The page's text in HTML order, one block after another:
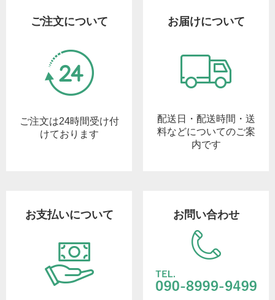
ご注文について
ご注文は24時間受け付
けております
お届けについて
配送日・配送時間・送
料などについてのご案
内です
お支払いについて お問い合わせ